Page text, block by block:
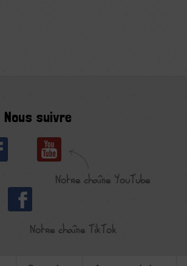
Nous suivre
Notre chaîne YouTube
Notre chaîne TikTok